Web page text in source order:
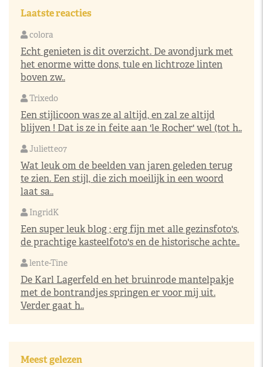
Laatste reacties
colora
Echt genieten is dit overzicht. De avondjurk met
het enorme witte dons, tule en lichtroze linten
boven zw..
Trixedo
Een stijlicoon was ze al altijd, en zal ze altijd
blijven ! Dat is ze in feite aan 'le Rocher' wel (tot h..
Juliette07
Wat leuk om de beelden van jaren geleden terug
te zien. Een stijl, die zich moeilijk in een woord
laat sa..
IngridK
Een super leuk blog ; erg fijn met alle gezinsfoto's,
de prachtige kasteelfoto's en de historische achte..
lente-Tine
De Karl Lagerfeld en het bruinrode mantelpakje
met de bontrandjes springen er voor mij uit.
Verder gaat h..
Meest gelezen